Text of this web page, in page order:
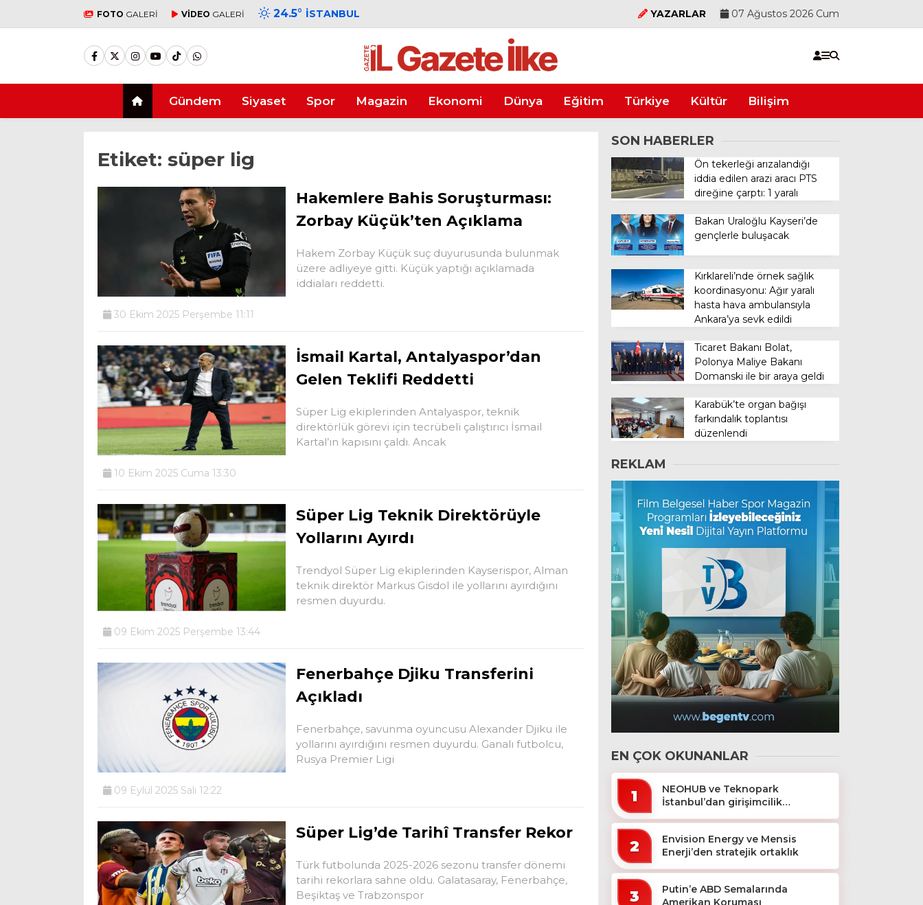
FOTO GALERİ VİDEO GALERİ 24.5° İSTANBUL YAZARLAR 07 Ağustos 2026 Cum
Gündem Siyaset Spor Magazin Ekonomi Dünya Eğitim Türkiye Kültür Bilişim
Etiket: süper lig
Hakemlere Bahis Soruşturması:
Zorbay Küçük’ten Açıklama
Hakem Zorbay Küçük suç duyurusunda bulunmak
üzere adliyeye gitti. Küçük yaptığı açıklamada
iddiaları reddetti.
30 Ekim 2025 Perşembe 11:11
İsmail Kartal, Antalyaspor’dan
Gelen Teklifi Reddetti
Süper Lig ekiplerinden Antalyaspor, teknik
direktörlük görevi için tecrübeli çalıştırıcı İsmail
Kartal’ın kapısını çaldı. Ancak
10 Ekim 2025 Cuma 13:30
Süper Lig Teknik Direktörüyle
Yollarını Ayırdı
Trendyol Süper Lig ekiplerinden Kayserispor, Alman
teknik direktör Markus Gisdol ile yollarını ayırdığını
resmen duyurdu.
09 Ekim 2025 Perşembe 13:44
Fenerbahçe Djiku Transferini
Açıkladı
Fenerbahçe, savunma oyuncusu Alexander Djiku ile
yollarını ayırdığını resmen duyurdu. Ganalı futbolcu,
Rusya Premier Ligi
09 Eylül 2025 Salı 12:22
Süper Lig’de Tarihî Transfer Rekor
Türk futbolunda 2025-2026 sezonu transfer dönemi
tarihi rekorlara sahne oldu. Galatasaray, Fenerbahçe,
Beşiktaş ve Trabzonspor
SON HABERLER
Ön tekerleği arızalandığı
iddia edilen arazi aracı PTS
direğine çarptı: 1 yaralı
Bakan Uraloğlu Kayseri’de
gençlerle buluşacak
Kırklareli’nde örnek sağlık
koordinasyonu: Ağır yaralı
hasta hava ambulansıyla
Ankara’ya sevk edildi
Ticaret Bakanı Bolat,
Polonya Maliye Bakanı
Domanski ile bir araya geldi
Karabük’te organ bağışı
farkındalık toplantısı
düzenlendi
REKLAM
EN ÇOK OKUNANLAR
1
NEOHUB ve Teknopark
İstanbul’dan girişimcilik
2
Envision Energy ve Mensis
Enerji’den stratejik ortaklık
3
Putin’e ABD Semalarında